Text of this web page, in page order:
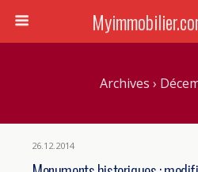
Archives ›
26.12.2014